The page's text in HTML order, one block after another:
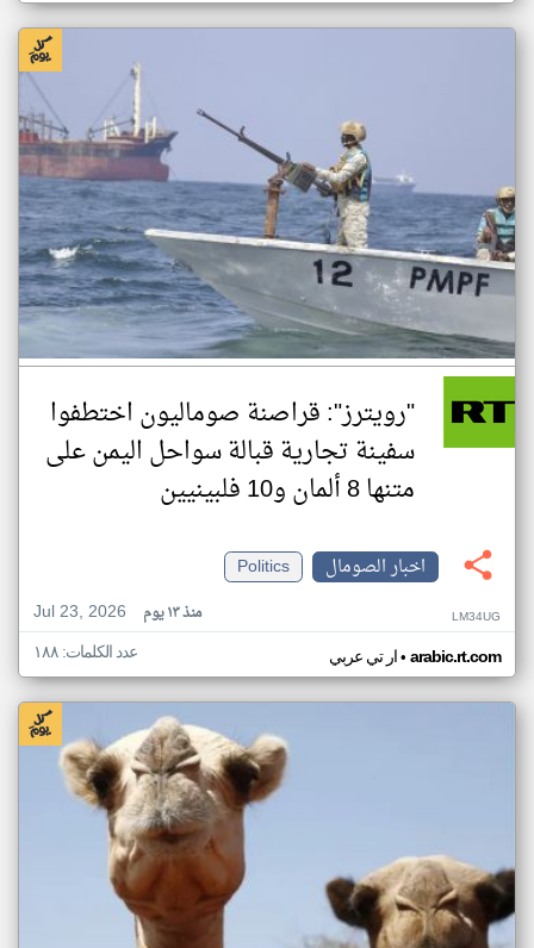
"رويترز": قراصنة صوماليون اختطفوا
سفينة تجارية قبالة سواحل اليمن على
متنها 8 ألمان و10 فلبينيين
اخبار الصومال
Politics
Jul 23, 2026
منذ ١٣ يوم LM34UG
ار تي عربي• arabic.rt.com عدد الكلمات: ١٨٨